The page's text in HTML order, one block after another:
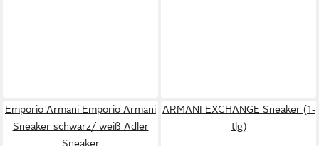
Emporio Armani Emporio Armani
Sneaker schwarz/ weiß Adler
Sneaker
ARMANI EXCHANGE Sneaker (1-
tlg)